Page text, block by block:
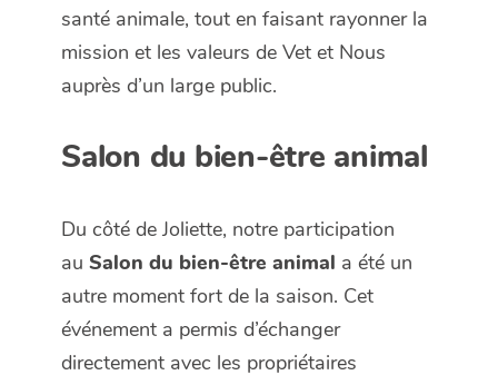
santé animale, tout en faisant rayonner la
mission et les valeurs de Vet et Nous
auprès d’un large public.
Salon du bien-être animal
Du côté de Joliette, notre participation
au Salon du bien-être animal a été un
autre moment fort de la saison. Cet
événement a permis d’échanger
directement avec les propriétaires